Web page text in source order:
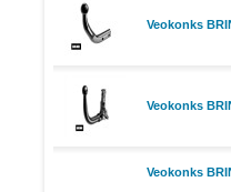
Veokonks
Veokonks
Veokonks